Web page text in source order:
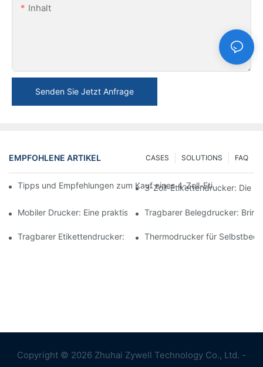
Inhalt
Senden Sie Jetzt Anfrage
EMPFOHLENE ARTIKEL FAQ
SOLUTIONS
CASES
Tipps und Empfehlungen zum Kauf eines 4-Zoll-
3-Zoll-Etikettendrucker: Die
Mobiler Drucker: Eine praktische Wahl zum Drucken jederzeit
Tragbarer Belegdrucker:
Tragbarer Etikettendrucker: Erstellen Sie ganz einfach
Thermodrucker für
Copyright © 2026 Zhuhai Zywell Technology Co., Ltd. -